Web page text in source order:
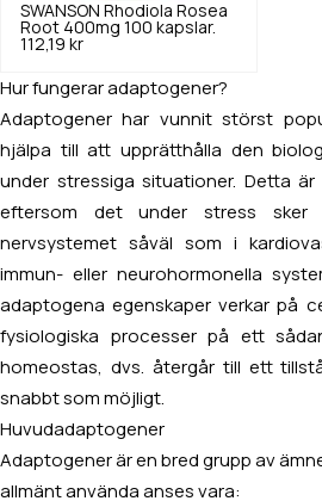
SWANSON Rhodiola Rosea
Root 400mg 100 kapslar.
112,19 kr
Hur fungerar adaptogener?
Adaptogener har vunnit störst
hjälpa till att upprätthålla den
under stressiga situationer. Detta
eftersom det under stress sker
nervsystemet såväl som i
immun- eller neurohormonella
adaptogena egenskaper verkar på
fysiologiska processer på ett
homeostas, dvs. återgår till ett
snabbt som möjligt.
Huvudadaptogener
Adaptogener är en bred grupp av
allmänt använda anses vara: